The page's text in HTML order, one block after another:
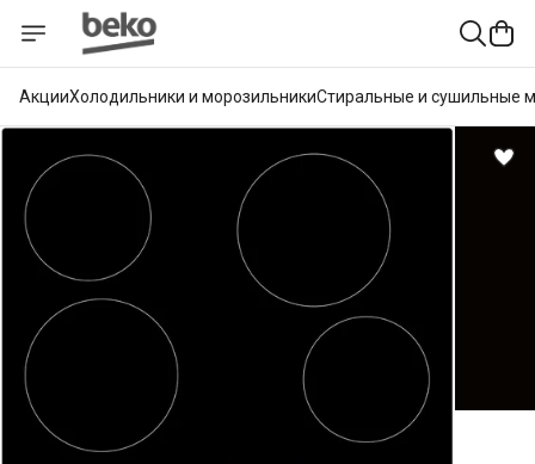
АкцииХолодильники и морозильникиСтиральные и сушильные